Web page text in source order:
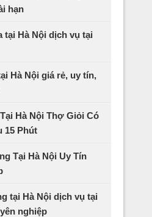
hạn
tại Hà Nội dịch vụ tại
Hà Nội giá rẻ, uy tín,
Hà Nội Thợ Giỏi Có
15 Phút
Tại Hà Nội Uy Tín
tại Hà Nội dịch vụ tại
nghiệp